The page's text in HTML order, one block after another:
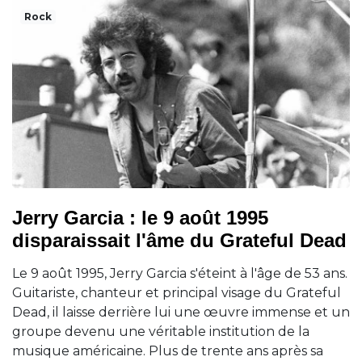
Rock
Jerry Garcia : le 9 août 1995
disparaissait l'âme du Grateful Dead
Le 9 août 1995, Jerry Garcia s'éteint à l'âge de 53 ans.
Guitariste, chanteur et principal visage du Grateful
Dead, il laisse derrière lui une œuvre immense et un
groupe devenu une véritable institution de la
musique américaine. Plus de trente ans après sa